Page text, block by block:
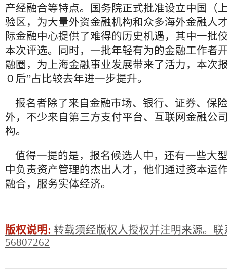
产经融合等特点。国务院正式批准设立中国（
验区，为大量外资金融机构和众多海外金融人
际金融中心提供了难得的历史机遇，其中一批
本次评选。同时，一批年轻有为的金融工作者
融圈，为上海金融事业发展带来了活力，本次
０后”占比较去年进一步提升。
报名者除了来自金融市场、银行、证券、保
外，不少来自第三方支付平台、互联网金融公
构。
值得一提的是，报名候选人中，还有一些大
中负责资产管理的杰出人才，他们通过资本运
融合，服务实体经济。
版权说明: 转载须经版权人授权并注明来源。联
56807262